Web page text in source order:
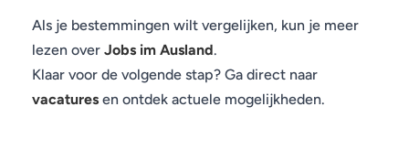
Als je bestemmingen wilt vergelijken, kun je meer
lezen over Jobs im Ausland.
Klaar voor de volgende stap? Ga direct naar
vacatures en ontdek actuele mogelijkheden.